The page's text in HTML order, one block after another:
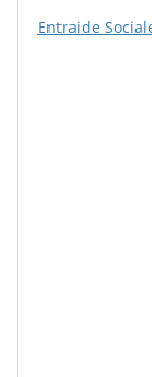
Entraide